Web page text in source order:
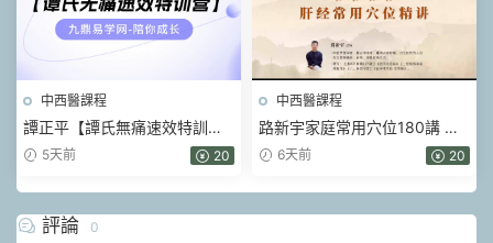
中西醫課程
譚正平【譚氏無痛速效特訓
營】線下班（現場視頻）52集
5天前 20
中西醫課程
路新宇家庭常用穴位180講 視
頻84集+網頁版文檔
6天前 20
評論 0